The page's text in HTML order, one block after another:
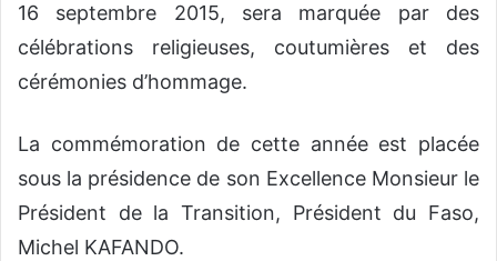
16 septembre 2015, sera marquée par des
célébrations religieuses, coutumières et des
cérémonies d’hommage.
La commémoration de cette année est placée
sous la présidence de son Excellence Monsieur le
Président de la Transition, Président du Faso,
Michel KAFANDO.